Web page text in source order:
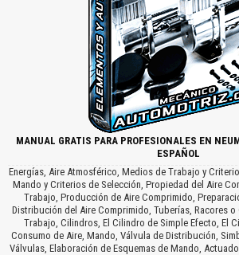
MANUAL GRATIS PARA PROFESIONALES EN
ESPAÑOL
Energías, Aire Atmosférico, Medios de Trabajo y
Mando y Criterios de Selección, Propiedad del Aire
Trabajo, Producción de Aire Comprimido,
Distribución del Aire Comprimido, Tuberías, Racores o
Trabajo, Cilindros, El Cilindro de Simple Efecto, El
Consumo de Aire, Mando, Válvula de Distribución,
Válvulas, Elaboración de Esquemas de Mando,